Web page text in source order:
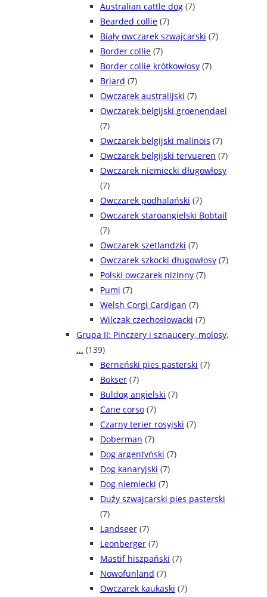
Australian cattle dog (7)
Bearded collie (7)
Biały owczarek szwajcarski (7)
Border collie (7)
Border collie krótkowłosy (7)
Briard (7)
Owczarek australijski (7)
Owczarek belgijski groenendael
(7)
Owczarek belgijski malinois (7)
Owczarek belgijski tervueren (7)
Owczarek niemiecki długowłosy
(7)
Owczarek podhalański (7)
Owczarek staroangielski Bobtail
(7)
Owczarek szetlandzki (7)
Owczarek szkocki długowłosy (7)
Polski owczarek nizinny (7)
Pumi (7)
Welsh Corgi Cardigan (7)
Wilczak czechosłowacki (7)
Grupa II: Pinczery i sznaucery, molosy,
... (139)
Berneński pies pasterski (7)
Bokser (7)
Buldog angielski (7)
Cane corso (7)
Czarny terier rosyjski (7)
Doberman (7)
Dog argentyński (7)
Dog kanaryjski (7)
Dog niemiecki (7)
Duży szwajcarski pies pasterski
(7)
Landseer (7)
Leonberger (7)
Mastif hiszpański (7)
Nowofunland (7)
Owczarek kaukaski (7)